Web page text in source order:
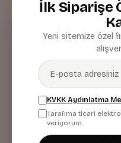
Kiz Erkek Çocuk
Pembe
665,00 TL
İlk Siparişe
Yeni sitemize özel
KVKK Aydınlatma
Tarafıma ticari
veriyorum.